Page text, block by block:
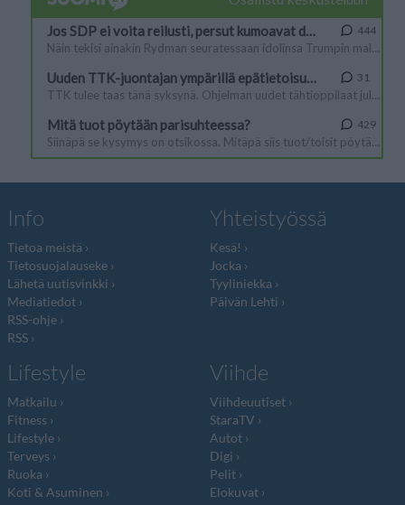
Info
Tietoa meistä
Tietosuojalauseke
Lähetä uutisvinkki
Mediatiedot
RSS-ohje
RSS
Yhteistyössä
Kesä!
Jocka
Tyyliniekka
Päivän Lehti
Lifestyle
Matkailu
Fitness
Lifestyle
Terveys
Ruoka
Koti & Asuminen
Viihde
Viihdeuutiset
StaraTV
Autot
Digi
Pelit
Elokuvat